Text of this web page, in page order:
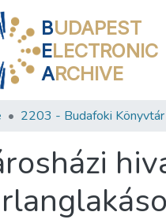
BUDAPEST
ELECTRONIC
ARCHIVE
2203 - Budafoki Könyvtár